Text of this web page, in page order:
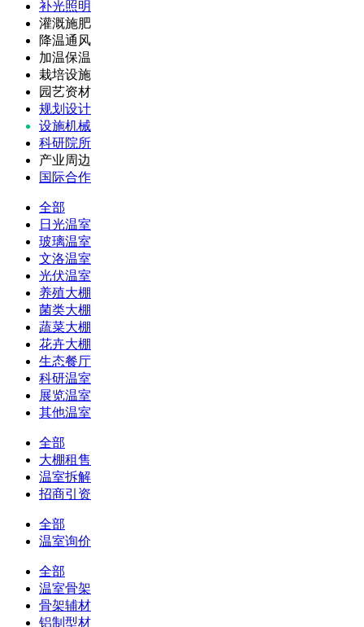
补光照明
灌溉施肥
降温通风
加温保温
栽培设施
园艺资材
规划设计
设施机械
科研院所
产业周边
国际合作
全部
日光温室
玻璃温室
文洛温室
光伏温室
养殖大棚
菌类大棚
蔬菜大棚
花卉大棚
生态餐厅
科研温室
展览温室
其他温室
全部
大棚租售
温室拆解
招商引资
全部
温室询价
全部
温室骨架
骨架辅材
铝制型材